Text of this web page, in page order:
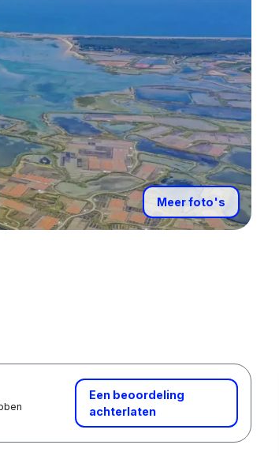
Meer foto's
Een beoordeling
achterlaten